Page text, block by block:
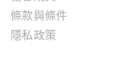
條款與條件
隱私政策